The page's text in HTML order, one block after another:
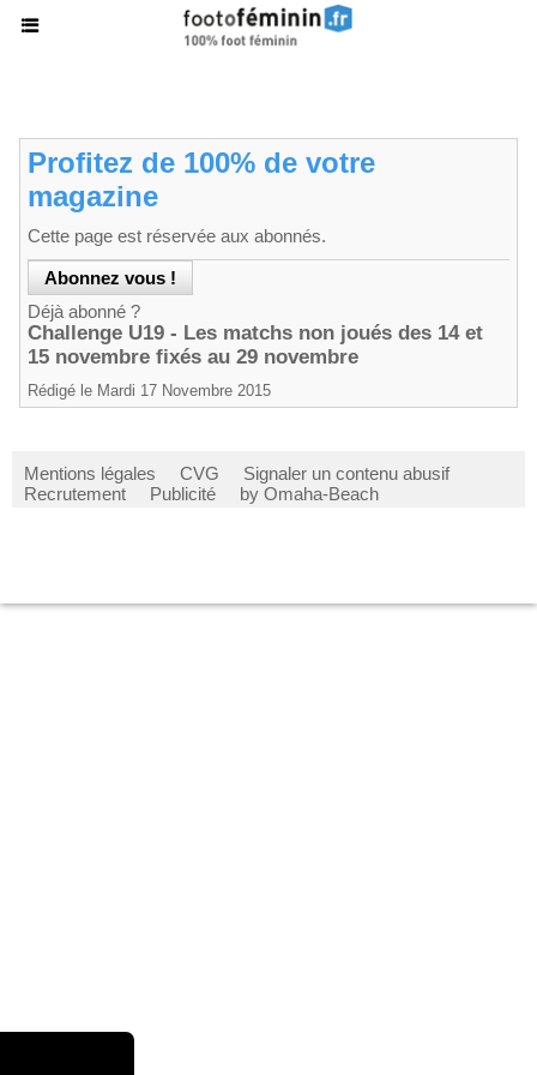
Profitez de 100% de votre
magazine
Cette page est réservée aux abonnés.
Déjà abonné ?
Challenge U19 - Les matchs non joués des 14 et
15 novembre fixés au 29 novembre
Rédigé le Mardi 17 Novembre 2015
Mentions légales CVG
Signaler un contenu abusif
Recrutement
Publicité by Omaha-Beach